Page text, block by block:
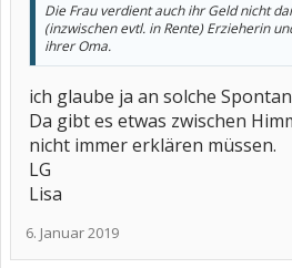
Die Frau verdient auch ihr Geld nicht
(inzwischen evtl. in Rente) Erzieherin
ihrer Oma.
ich glaube ja an solche
Da gibt es etwas zwischen
nicht immer erklären müssen.
LG
Lisa
6. Januar 2019